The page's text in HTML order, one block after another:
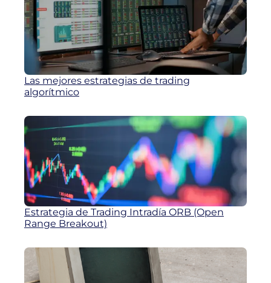
Las mejores estrategias de trading
algorítmico
Estrategia de Trading Intradía ORB (Open
Range Breakout)